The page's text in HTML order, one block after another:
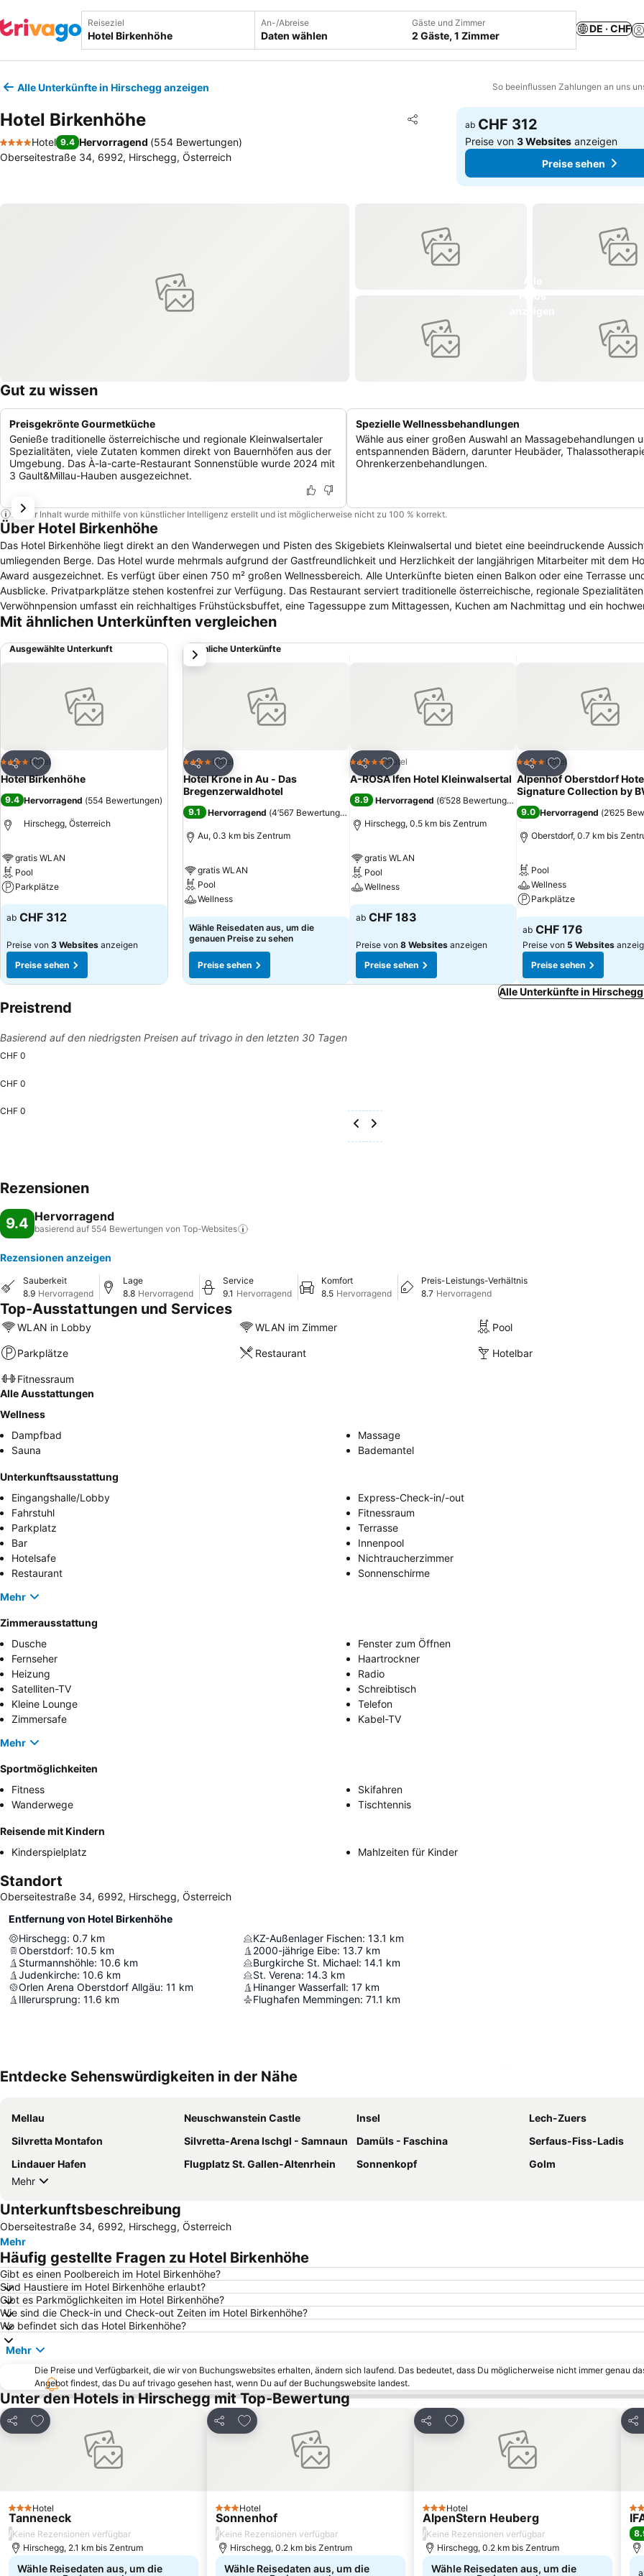
Reiseziel An-/Abreise
Daten wählen
Gäste und Zimmer
2 Gäste, 1 Zimmer
DE · CHF
Alle Unterkünfte in Hirschegg anzeigen So beeinflussen Zahlungen an uns
Hotel Birkenhöhe Teilen
Zu Favoriten hinzufügen
4 Sterne
Hotel 9.4 Hervorragend (554 Bewertungen)
Oberseitestraße 34, 6992, Hirschegg, Österreich
ab CHF 312
Preise von3 Websites anzeigen
Preise sehen
Gut zu wissen
Preisgekrönte Gourmetküche
Genieße traditionelle österreichische und regionale Kleinwalsertaler
Spezialitäten, viele Zutaten kommen direkt von Bauernhöfen aus der
Umgebung. Das À-la-carte-Restaurant Sonnenstüble wurde 2024 mit
3 Gault&Millau-Hauben ausgezeichnet.
Spezielle Wellnessbehandlungen
Wähle aus einer großen Auswahl an Massagebehandlungen
entspannenden Bädern, darunter Heubäder,
Ohrenkerzenbehandlungen.
Dieser Inhalt wurde mithilfe von künstlicher Intelligenz erstellt und ist möglicherweise nicht zu 100 % korrekt.
Über Hotel Birkenhöhe
Das Hotel Birkenhöhe liegt direkt an den Wanderwegen und Pisten des Skigebiets Kleinwalsertal und bietet eine beeindruckende
umliegenden Berge. Das Hotel wurde mehrmals aufgrund der Gastfreundlichkeit und Herzlichkeit der langjährigen Mitarbeiter mit dem
Award ausgezeichnet. Es verfügt über einen 750 m² großen Wellnessbereich. Alle Unterkünfte bieten einen Balkon oder eine Terrasse
Ausblicke. Privatparkplätze stehen kostenfrei zur Verfügung. Das Restaurant serviert traditionelle österreichische, regionale
Verwöhnpension umfasst ein reichhaltiges Frühstücksbuffet, eine Tagessuppe zum Mittagessen, Kuchen am Nachmittag und ein
Gänge-Menü am Abend. Der Wellnessbereich ist mit einem Innenpool und mehreren Saunen ausgestattet, die Sie kostenlos nutzen
Wellnessanwendungen.Im Sommer können Sie 8 regionale Seilbahnen im Kleinwalsertal und Oberstdorf sowie die öffentlichen
Kleinwalsertal mit Ihrer Allgäu-Walser-Gästekarte kostenlos nutzen.
Mit ähnlichen Unterkünften vergleichen
Ausgewählte Unterkunft
Teilen
Zu Favoriten hinzufügen
4 SterneHotel
Hotel Birkenhöhe
9.4 Hervorragend (554 Bewertungen)
Hirschegg, Österreich
gratis WLAN
Pool
Parkplätze
ab CHF 312
Preise von 3 Websites anzeigen
Preise sehen
Ähnliche Unterkünfte
Teilen
Zu Favoriten hinzufügen
4 SterneHotel
Hotel Krone in Au - Das
Bregenzerwaldhotel
9.1 Hervorragend (4’567 Bewertungen
Au, 0.3 km bis Zentrum
gratis WLAN
Pool
Wellness
Wähle Reisedaten aus, um die
genauen Preise zu sehen
Preise sehen
Teilen
Zu Favoriten hinzufügen
5 Sterne Hotel
A-ROSA Ifen Hotel Kleinwalsertal
8.9 Hervorragend (6’528 Bewertungen
Hirschegg, 0.5 km bis Zentrum
gratis WLAN
Pool
Wellness
ab CHF 183
Preise von 8 Websites anzeigen
Preise sehen
Teilen
Zu Favoriten
4 SterneHotel
Alpenhof Oberstdorf
Signature Collection by
9.0 Hervorragend (2’625
Oberstdorf, 0.7 km bis
Pool
Wellness
Parkplätze
ab CHF 176
Preise von 5 Websites
Preise sehen
weiter
Alle Unterkünfte in
Preistrend
Basierend auf den niedrigsten Preisen auf trivago in den letzten 30 Tagen
CHF 0
CHF 0
CHF 0
Rezensionen
9.4 Hervorragend
basierend auf 554 Bewertungen von Top-Websites
Rezensionen anzeigen
Sauberkeit
8.9 Hervorragend
Lage
8.8 Hervorragend
Service
9.1 Hervorragend
Komfort
8.5 Hervorragend
Preis-Leistungs-Verhältnis
8.7 Hervorragend
Top-Ausstattungen und Services
WLAN in Lobby WLAN im Zimmer Pool
Parkplätze Restaurant Hotelbar
Fitnessraum
Alle Ausstattungen
Wellness
Dampfbad
Massage
Sauna
Bademantel
Unterkunftsausstattung
Eingangshalle/Lobby
Express-Check-in/-out
Fahrstuhl
Fitnessraum
Parkplatz
Terrasse
Bar
Innenpool
Hotelsafe
Nichtraucherzimmer
Restaurant
Sonnenschirme
Mehr
Zimmerausstattung
Dusche
Fenster zum Öffnen
Fernseher
Haartrockner
Heizung
Radio
Satelliten-TV
Schreibtisch
Kleine Lounge
Telefon
Zimmersafe
Kabel-TV
Mehr
Sportmöglichkeiten
Fitness
Skifahren
Wanderwege
Tischtennis
Reisende mit Kindern
Kinderspielplatz
Mahlzeiten für Kinder
Standort
Oberseitestraße 34, 6992, Hirschegg, Österreich
Entfernung von Hotel Birkenhöhe
Hirschegg: 0.7 km
Oberstdorf: 10.5 km
Sturmannshöhle: 10.6 km
Judenkirche: 10.6 km
Orlen Arena Oberstdorf Allgäu: 11 km
Illerursprung: 11.6 km
KZ-Außenlager Fischen: 13.1 km
2000-jährige Eibe: 13.7 km
Burgkirche St. Michael: 14.1 km
St. Verena: 14.3 km
Hinanger Wasserfall: 17 km
Flughafen Memmingen: 71.1 km
Entdecke Sehenswürdigkeiten in der Nähe
Mellau Neuschwanstein Castle Insel
Lech-Zuers
Silvretta Montafon
Silvretta-Arena Ischgl - Samnaun Damüls - Faschina
Serfaus-Fiss-Ladis
Lindauer Hafen
Flugplatz St. Gallen-Altenrhein Sonnenkopf
Golm
Mehr
Unterkunftsbeschreibung
Oberseitestraße 34, 6992, Hirschegg, Österreich
Mehr
Häufig gestellte Fragen zu Hotel Birkenhöhe
Gibt es einen Poolbereich im Hotel Birkenhöhe?
Sind Haustiere im Hotel Birkenhöhe erlaubt?
Gibt es Parkmöglichkeiten im Hotel Birkenhöhe?
Wie sind die Check-in und Check-out Zeiten im Hotel Birkenhöhe?
Wo befindet sich das Hotel Birkenhöhe?
Mehr
Die Preise und Verfügbarkeit, die wir von Buchungswebsites erhalten, ändern sich laufend. Das bedeutet, dass Du möglicherweise nicht immer genau
Angebot findest, das Du auf trivago gesehen hast, wenn Du auf der Buchungswebsite landest.
Unter den Hotels in Hirschegg mit Top-Bewertung
Teilen
Zu Favoriten hinzufügen
3 Sterne
Hotel
Tanneneck
/Keine Rezensionen verfügbar
Hirschegg, 2.1 km bis Zentrum
Wähle Reisedaten aus, um die
Teilen
Zu Favoriten hinzufügen
3 Sterne
Hotel
Sonnenhof
/Keine Rezensionen verfügbar
Hirschegg, 0.2 km bis Zentrum
Wähle Reisedaten aus, um die
Teilen
Zu Favoriten hinzufügen
3 Sterne
Hotel
AlpenStern Heuberg
/Keine Rezensionen verfügbar
Hirschegg, 0.2 km bis Zentrum
Wähle Reisedaten aus, um die
3